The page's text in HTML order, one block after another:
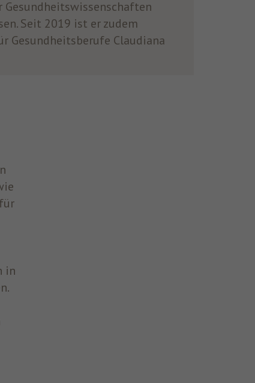
Seit 2019 ist er zudem
Gesundheitsberufe Claudiana
in